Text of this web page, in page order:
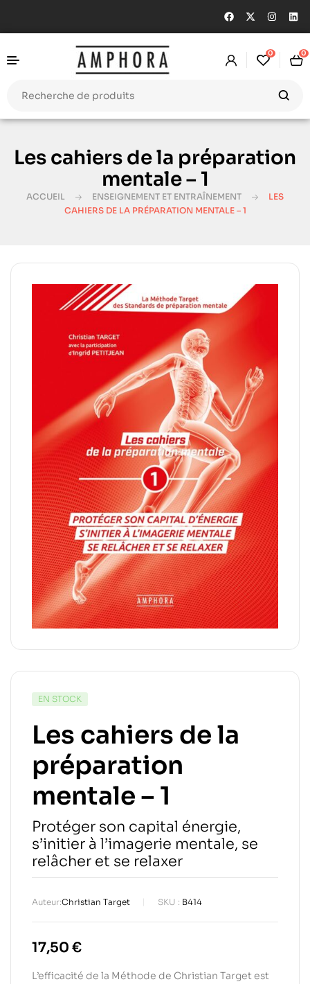
0 0
Les cahiers de la préparation
mentale – 1
ACCUEIL ENSEIGNEMENT ET ENTRAÎNEMENT
LES
CAHIERS DE LA PRÉPARATION MENTALE – 1
EN STOCK
Les cahiers de la
préparation
mentale – 1
Protéger son capital énergie,
s’initier à l’imagerie mentale, se
relâcher et se relaxer
Auteur:Christian Target SKU : B414
17,50 €
L’efficacité de la Méthode de Christian Target est